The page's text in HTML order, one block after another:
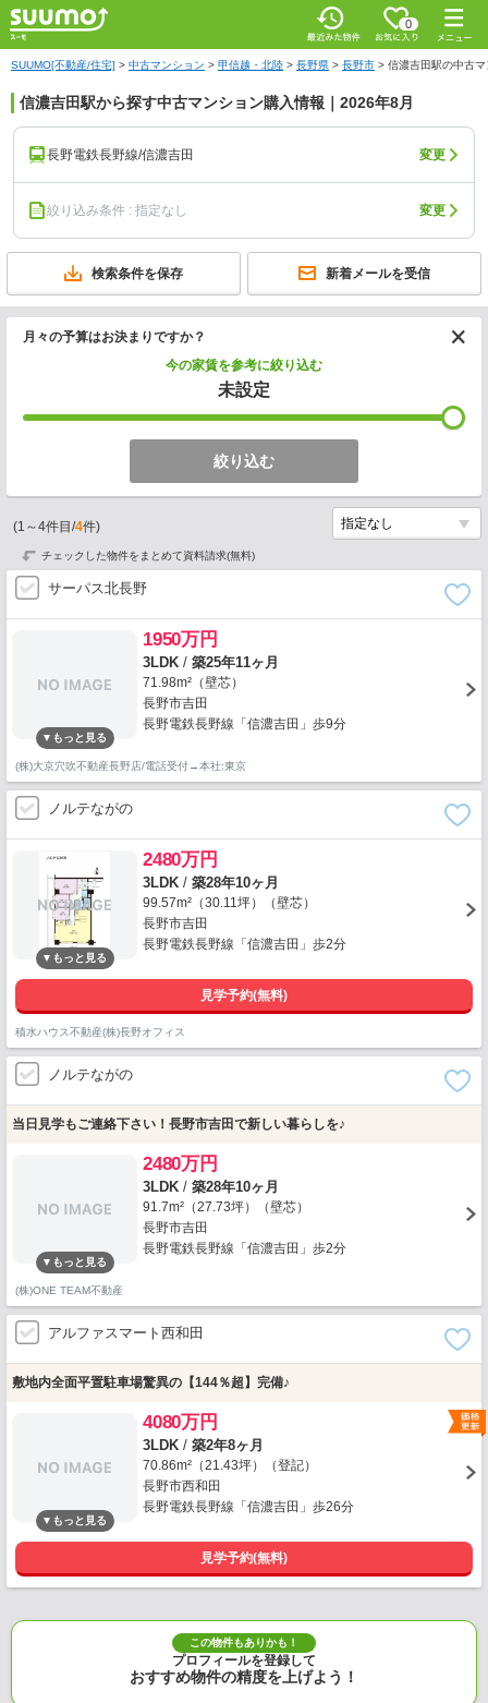
0
SUUMO[不動産/住宅] > 中古マンション > 甲信越・北陸 > 長野県 > 長野市 > 信濃吉田駅の中古
信濃吉田駅から探す中古マンション購入情報｜2026年8月
長野電鉄長野線/信濃吉田 変更
絞り込み条件 : 指定なし 変更
検索条件を保存 新着メールを受信
月々の予算はお決まりですか？
今の家賃を参考に絞り込む
未設定
絞り込む
(1 ～4件目/4件)
チェックした物件をまとめて資料請求(無料)
サーパス北長野
1950万円
3LDK / 築25年11ヶ月
71.98m²（壁芯）
長野市吉田
長野電鉄長野線「信濃吉田」歩9分
(株)大京穴吹不動産長野店/電話受付→本社:東京
ノルテながの
2480万円
3LDK / 築28年10ヶ月
99.57m²（30.11坪）（壁芯）
長野市吉田
長野電鉄長野線「信濃吉田」歩2分
見学予約(無料)
積水ハウス不動産(株)長野オフィス
ノルテながの
当日見学もご連絡下さい！長野市吉田で新しい暮らしを♪
2480万円
3LDK / 築28年10ヶ月
91.7m²（27.73坪）（壁芯）
長野市吉田
長野電鉄長野線「信濃吉田」歩2分
(株)ONE TEAM不動産
アルファスマート西和田
敷地内全面平置駐車場驚異の【144％超】完備♪
4080万円
3LDK / 築2年8ヶ月
70.86m²（21.43坪）（登記）
長野市西和田
長野電鉄長野線「信濃吉田」歩26分
見学予約(無料)
この物件もありかも！
プロフィールを登録して
おすすめ物件の精度を上げよう！